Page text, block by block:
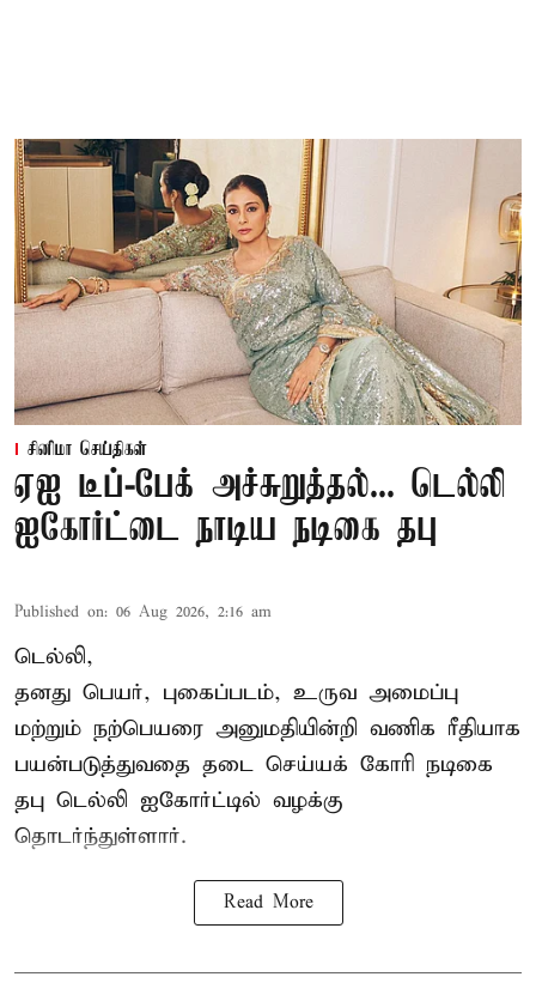
சினிமா செய்திகள்
ஏஐ டீப்-பேக் அச்சுறுத்தல்... டெல்லி
ஐகோர்ட்டை நாடிய நடிகை தபு
Published on: 06 Aug 2026, 2:16 am
டெல்லி,
தனது பெயர், புகைப்படம், உருவ அமைப்பு
மற்றும் நற்பெயரை அனுமதியின்றி வணிக ரீதியாக
பயன்படுத்துவதை தடை செய்யக் கோரி நடிகை
தபு டெல்லி ஐகோர்ட்டில் வழக்கு
தொடர்ந்துள்ளார்.
Read More